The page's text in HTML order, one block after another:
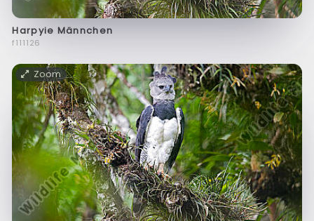
Harpyie Männchen
f111126
Zoom